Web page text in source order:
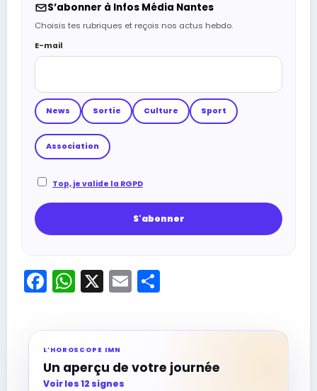
S’abonner à Infos Média Nantes
Choisis tes rubriques et reçois nos actus hebdo.
E-mail
News Sortie Culture Sport
Association
Top, je valide la RGPD
Facebook
WhatsApp
X Email
L’HOROSCOPE IMN
Un aperçu de votre journée
Voir les 12 signes